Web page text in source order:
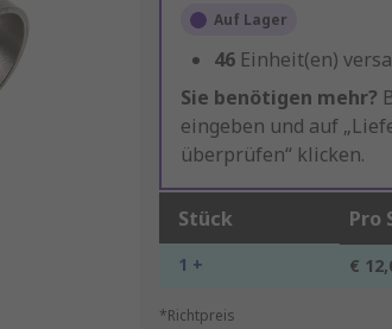
Auf Lager
46 Einheit(en)
Sie benötigen mehr?
eingeben und auf
überprüfen“ klicken.
Stück Pro
1 + €
*Richtpreis